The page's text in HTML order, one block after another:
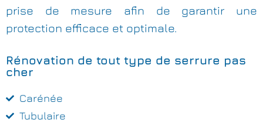
prise de mesure afin de garantir une
protection efficace et optimale.
Rénovation de tout type de serrure pas
cher
Carénée
Tubulaire